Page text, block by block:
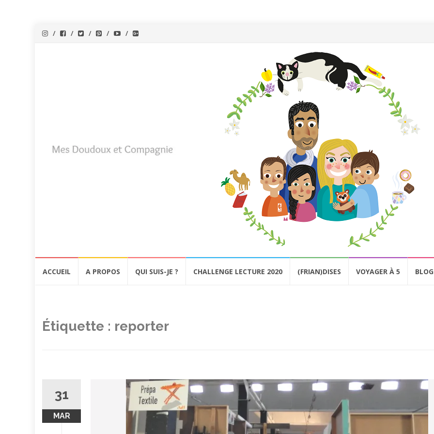
ACCUEIL A PROPOS QUI SUIS-JE ? CHALLENGE LECTURE 2020 (FRIAN)DISES VOYAGER À 5
Étiquette : reporter
31
MAR